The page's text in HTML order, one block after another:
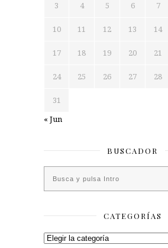
3 4 5 6 7
10 11 12 13 14
17 18 19 20 21
24 25 26 27 28
31
« Jun
BUSCADOR
CATEGORÍAS
Categorías